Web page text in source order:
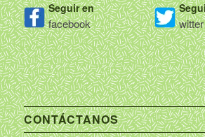
Seguir en
facebook witter
CONTÁCTANOS